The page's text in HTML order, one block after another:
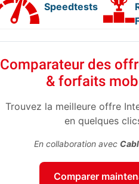
Speedtests
Comparateur des
& forfaits
Trouvez la meilleure offre
en quelques
En collaboration avec
Comparer